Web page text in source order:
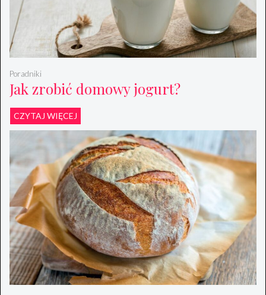
Jak zrobić domowy jogurt?
Poradniki
CZYTAJ WIĘCEJ